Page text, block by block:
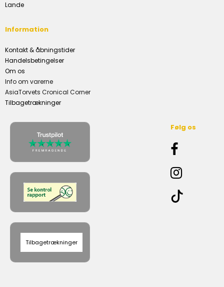
Lande
Information
Kontakt & åbningstider
Handelsbetingelser
Om os
Info om varerne
AsiaTorvets Cronical Corner
Tilbagetrækninger
Tilbagetrækninger
Følg os